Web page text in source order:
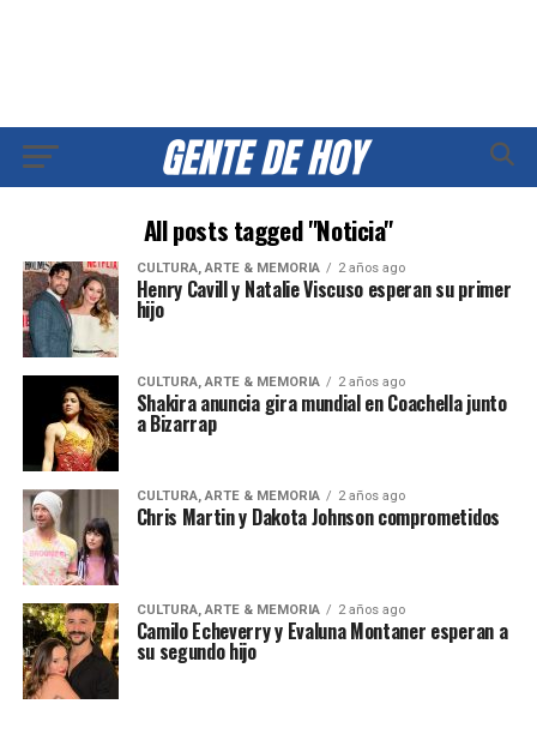
All posts tagged "Noticia"
CULTURA, ARTE & MEMORIA 2 años ago
Henry Cavill y Natalie Viscuso esperan su primer
hijo
CULTURA, ARTE & MEMORIA 2 años ago
Shakira anuncia gira mundial en Coachella junto
a Bizarrap
CULTURA, ARTE & MEMORIA 2 años ago
Chris Martin y Dakota Johnson comprometidos
CULTURA, ARTE & MEMORIA 2 años ago
Camilo Echeverry y Evaluna Montaner esperan a
su segundo hijo